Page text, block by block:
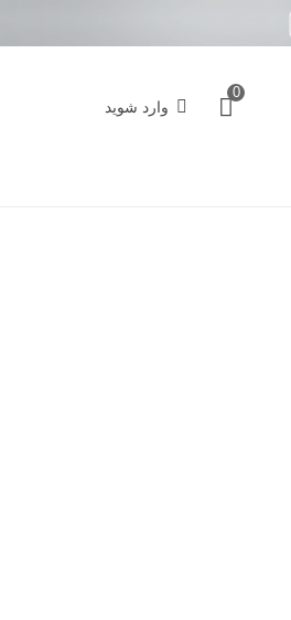
0
وارد شوید